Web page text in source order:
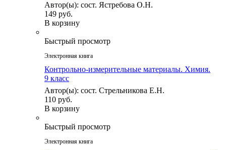
Автор(ы): сост. Ястребова О.Н.
149 руб.
В корзину
Быстрый просмотр
Электронная книга
Контрольно-измерительные материалы. Химия.
9 класс
Автор(ы): сост. Стрельникова Е.Н.
110 руб.
В корзину
Быстрый просмотр
Электронная книга